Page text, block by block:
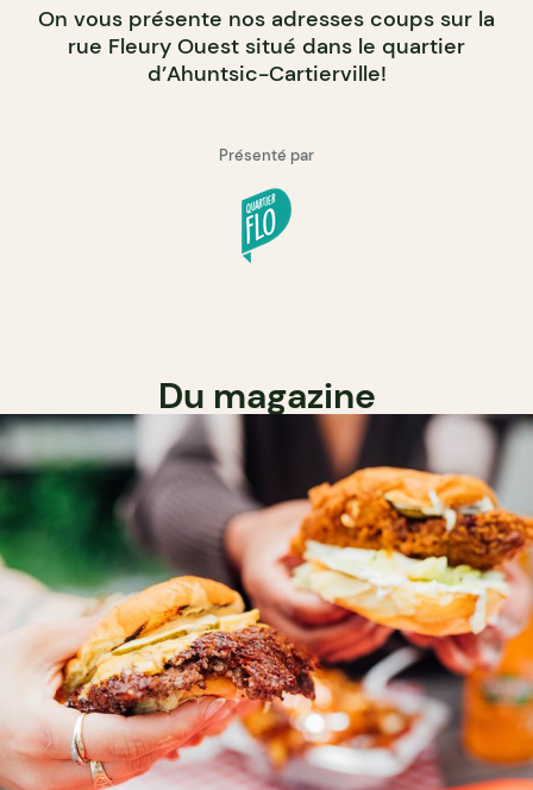
On vous présente nos adresses coups sur la
rue Fleury Ouest situé dans le quartier
d’Ahuntsic-Cartierville!
Présenté par
Du magazine